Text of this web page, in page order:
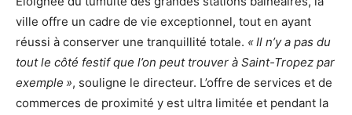
ville offre un cadre de vie exceptionnel, tout en ayant
réussi à conserver une tranquillité totale. « Il n’y a pas du
tout le côté festif que l’on peut trouver à Saint-Tropez par
exemple », souligne le directeur. L’offre de services et de
commerces de proximité y est ultra limitée et pendant la